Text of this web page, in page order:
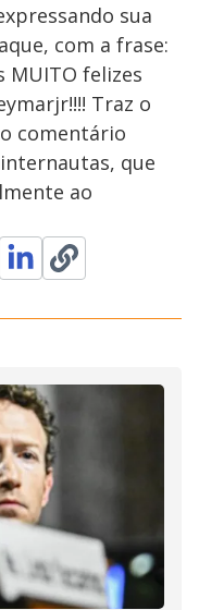
sua
com a frase:
MUITO felizes
Traz o
comentário
que
ao